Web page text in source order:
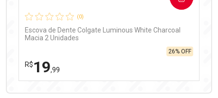
(0)
Escova de Dente Colgate Luminous White Charcoal
Macia 2 Unidades
R$19,99
26% OFF